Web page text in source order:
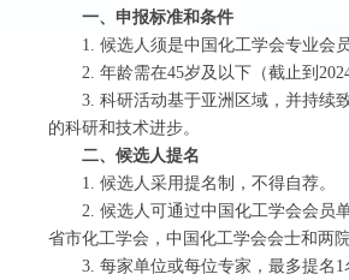
一、申报标准和条件
1. 候选人须是中国化工学会专业会员
2. 年龄需在45岁及以下（截止到2024
3. 科研活动基于亚洲区域，并持续
的科研和技术进步。
二、候选人提名
1. 候选人采用提名制，不得自荐。
2. 候选人可通过中国化工学会会员
省市化工学会，中国化工学会会士和两院
3. 每家单位或每位专家，最多提名1